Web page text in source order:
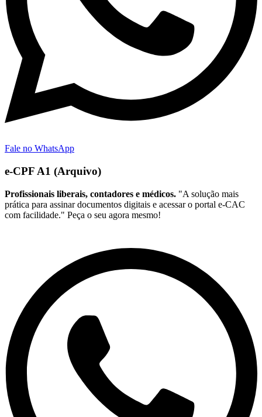
Fale no WhatsApp
e-CPF A1 (Arquivo)
Profissionais liberais, contadores e médicos. "A solução mais
prática para assinar documentos digitais e acessar o portal e-CAC
com facilidade." Peça o seu agora mesmo!